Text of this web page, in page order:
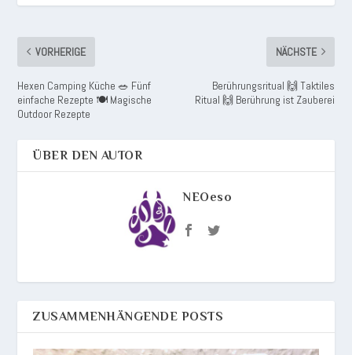
VORHERIGE
Hexen Camping Küche 🥗 Fünf
einfache Rezepte 🍽️ Magische
Outdoor Rezepte
NÄCHSTE
Berührungsritual 🙌 Taktiles
Ritual 🙌 Berührung ist Zauberei
ÜBER DEN AUTOR
NEOeso
ZUSAMMENHÄNGENDE POSTS